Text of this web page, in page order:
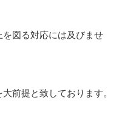
図る対応には及びませ
前提と致しております。